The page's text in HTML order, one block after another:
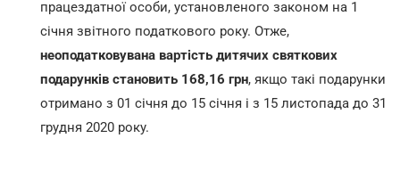
працездатної особи, установленого законом на 1
січня звітного податкового року. Отже,
неоподатковувана вартість дитячих святкових
подарунків становить 168,16 грн, якщо такі подарунки
отримано з 01 січня до 15 січня і з 15 листопада до 31
грудня 2020 року.